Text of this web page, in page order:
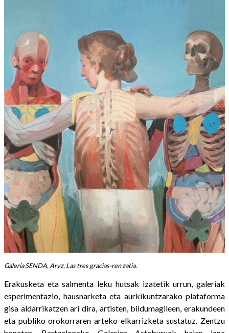
Galeria SENDA, Aryz, Las tres gracias-ren zatia.
Erakusketa eta salmenta leku hutsak izatetik urrun, galeriak
esperimentazio, hausnarketa eta aurkikuntzarako plataforma
gisa aldarrikatzen ari dira, artisten, bildumagileen, erakundeen
eta publiko orokorraren arteko elkarrizketa sustatuz. Zentzu